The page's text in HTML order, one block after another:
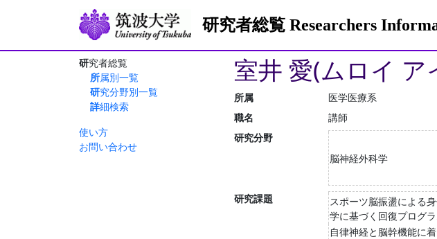
研究者総覧 Researchers
研究者総覧
所属別一覧
研究分野別一覧
詳細検索
使い方
お問い合わせ
室井 愛(ムロイ ア
所属
医学医療系
職名
講師
研究分野
脳神経外科学
研究課題
スポーツ脳振盪による
学に基づく回復プログ
自律神経と脳幹機能に